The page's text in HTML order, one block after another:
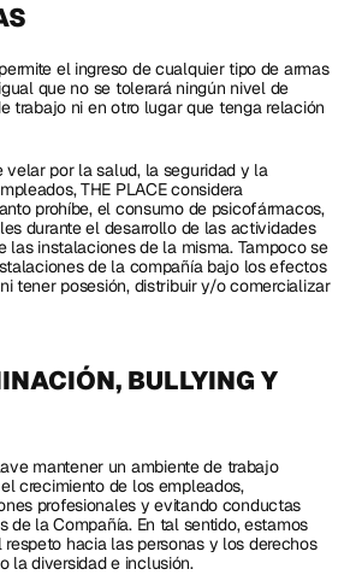
el ingreso de cualquier tipo de armas
que no se tolerará ningún nivel de
trabajo ni en otro lugar que tenga relación
velar por la salud, la seguridad y la
THE PLACE considera
prohíbe, el consumo de psicofármacos,
durante el desarrollo de las actividades
las instalaciones de la misma. Tampoco se
de la compañía bajo los efectos
tener posesión, distribuir y/o comercializar
BULLYING Y
mantener un ambiente de trabajo
crecimiento de los empleados,
profesionales y evitando conductas
de la Compañía. En tal sentido, estamos
hacia las personas y los derechos
la diversidad e inclusión.